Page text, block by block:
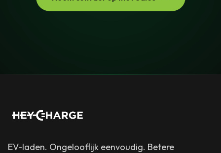
EV-laden. Ongelooflijk eenvoudig. Betere